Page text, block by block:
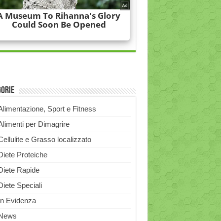
Sport e Fitness
per Dimagrire
e Grasso localizzato
Proteiche
Rapide
Speciali
Evidenza